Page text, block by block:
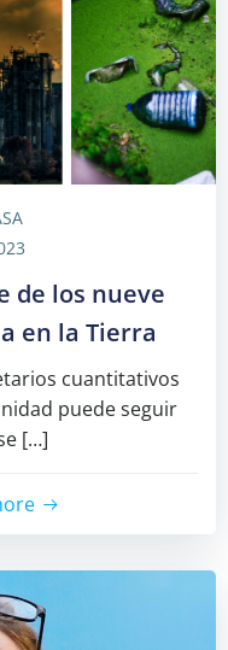
de los nueve
en la Tierra
cuantitativos
puede seguir
[…]